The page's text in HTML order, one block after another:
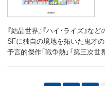
『結晶世界』『ハイ・ライズ』
SFに独自の境地を拓いた鬼才
予言的傑作「戦争熱」「第三次世